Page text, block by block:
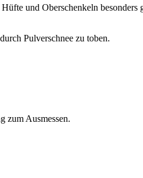
und Oberschenkeln besonders
Pulverschnee zu toben.
zum Ausmessen.